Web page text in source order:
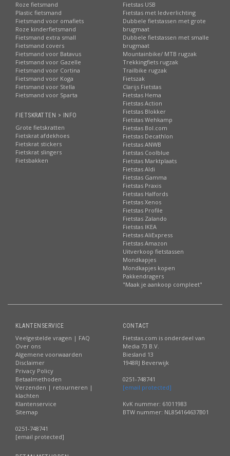
Roze fietsmand
Plastic fietsmand
Fietsmand voor omafiets
Roze kinderfietsmand
Fietsmand extra small
Fietsmand covers
Fietsmand voor Batavus
Fietsmand voor Gazelle
Fietsmand voor Cortina
Fietsmand voor Koga
Fietsmand voor Stella
Fietsmand voor Sparta
FIETSKRATTEN > INFO
Grote fietskratten
Fietskrat afdekhoes
Fietskrat stickers
Fietskrat slingers
Fietsbakken
Fietstas USB
Fietstas met ledverlichting
Dubbele fietstassen met grote
brugmaat
Dubbele fietstassen met smalle
brugmaat
Mountainbike/ MTB rugzak
Trekkingfiets rugzak
Trailbike rugzak
Fietszak
Clarijs Fietstas
Fietstas Hema
Fietstas Action
Fietstas Blokker
Fietstas Wehkamp
Fietstas Bol.com
Fietstas Decathlon
Fietstas ANWB
Fietstas Coolblue
Fietstas Marktplaats
Fietstas Aldi
Fietstas Gamma
Fietstas Praxis
Fietstas Halfords
Fietstas Xenos
Fietstas Profile
Fietstas Zalando
Fietstas IKEA
Fietstas AliExpress
Fietstas Amazon
Uitverkoop fietstassen
Mondkapjes
Mondkapjes kopen
Pakkendragers
"Maak je aankoop compleet"
KLANTENSERVICE
Veelgestelde vragen | FAQ
Over ons
Algemene voorwaarden
Disclaimer
Privacy Policy
Betaalmethoden
Verzenden | retourneren |
klachten
Klantenservice
Sitemap
0251-748741
[email protected]
CONTACT
Fietstas.com is onderdeel van
Media 73 B.V.
Biesland 13
1948RJ Beverwijk
0251-748741
[email protected]
KvK nummer: 61011983
BTW nummer: NL854164637B01